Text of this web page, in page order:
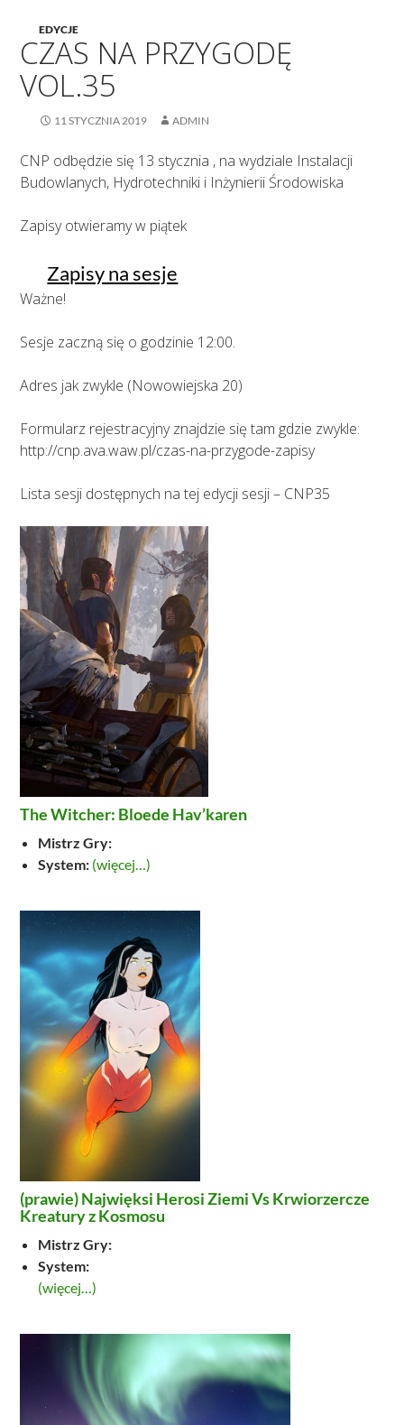
EDYCJE
CZAS NA PRZYGODĘ
VOL.35
11 STYCZNIA 2019 ADMIN
CNP odbędzie się 13 stycznia , na wydziale Instalacji
Budowlanych, Hydrotechniki i Inżynierii Środowiska
Zapisy otwieramy w piątek
Zapisy na sesje
Ważne!
Sesje zaczną się o godzinie 12:00.
Adres jak zwykle (Nowowiejska 20)
Formularz rejestracyjny znajdzie się tam gdzie zwykle:
http://cnp.ava.waw.pl/czas-na-przygode-zapisy
Lista sesji dostępnych na tej edycji sesji – CNP35
The Witcher: Bloede Hav’karen
Mistrz Gry:
System: (więcej…)
(prawie) Najwięksi Herosi Ziemi Vs Krwiorzercze
Kreatury z Kosmosu
Mistrz Gry:
System:
(więcej…)